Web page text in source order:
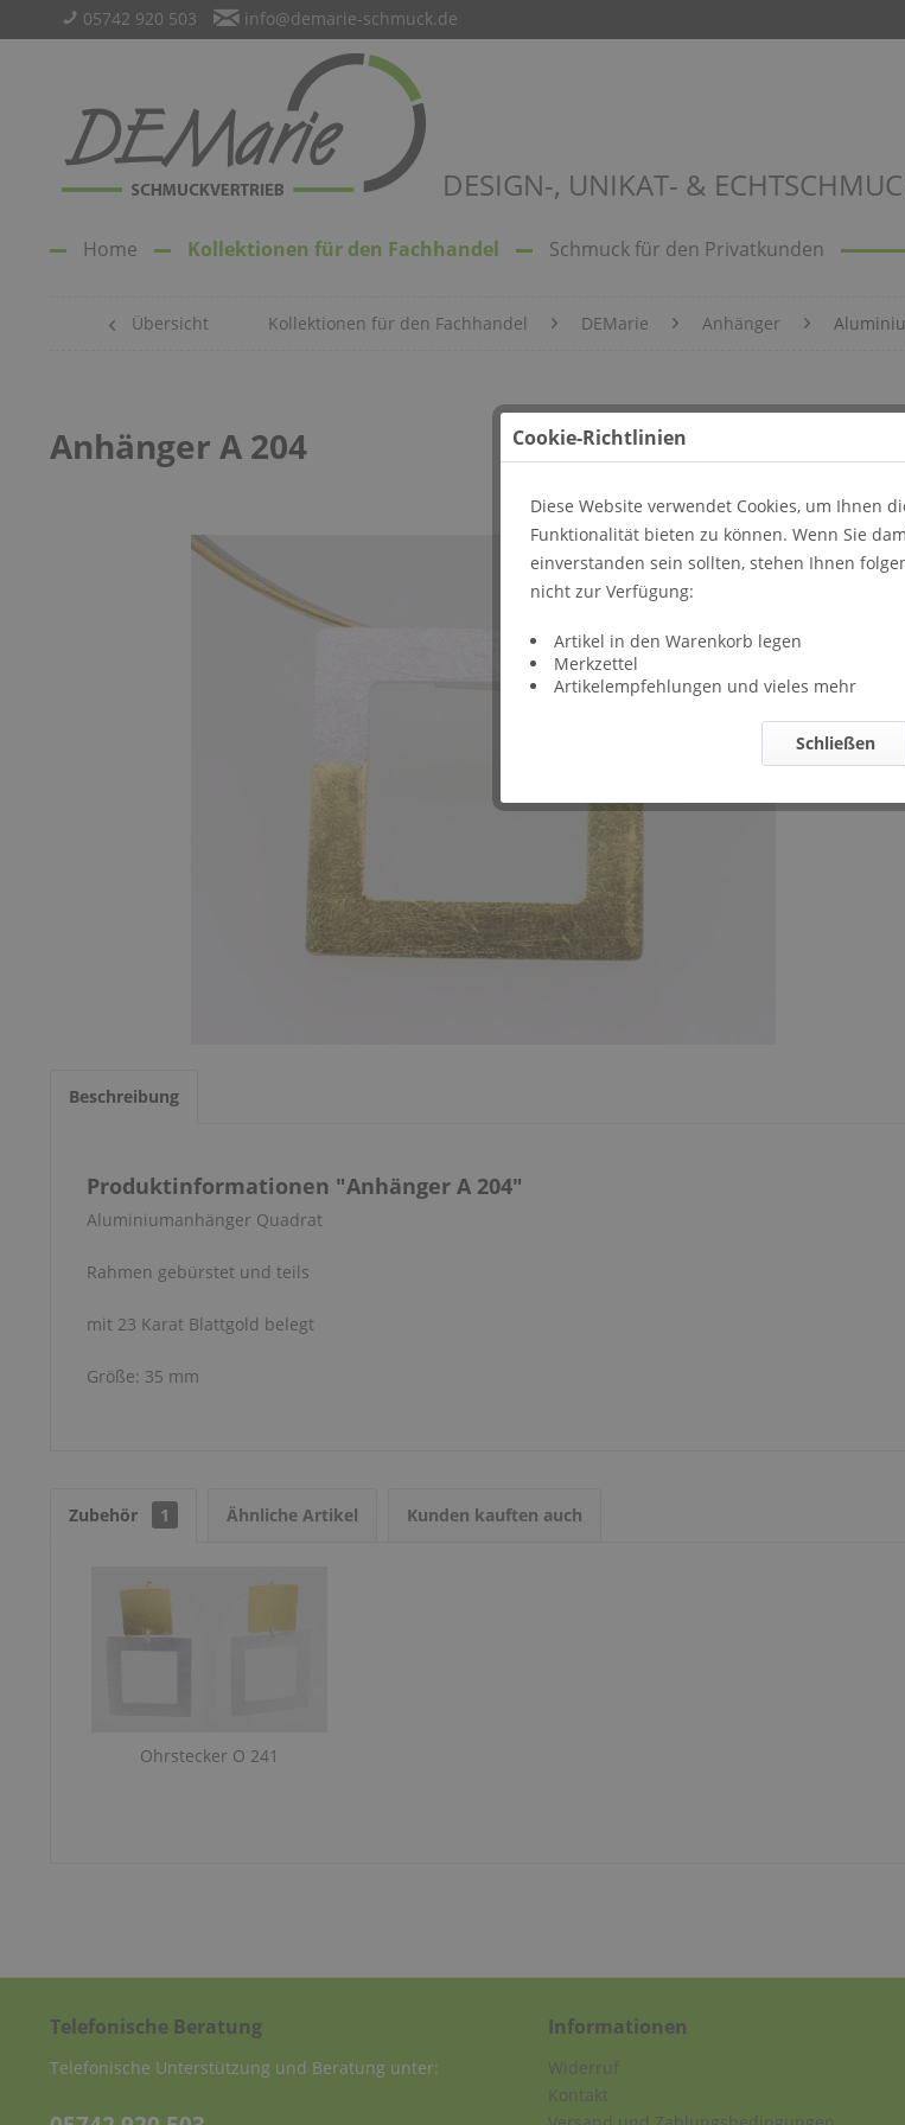
05742 920 503 info@demarie-schmuck.de
DESIGN-, UNIKAT- &
Home Kollektionen für den Fachhandel Schmuck für den Privatkunden
Übersicht Kollektionen für den Fachhandel DEMarie Anhänger
Anhänger A 204
Beschreibung
Produktinformationen "Anhänger A 204"
Aluminiumanhänger Quadrat
Rahmen gebürstet und teils
mit 23 Karat Blattgold belegt
Größe: 35 mm
Zubehör 1 Ähnliche Artikel Kunden kauften auch
Ohrstecker O 241
Telefonische Beratung
Telefonische Unterstützung und Beratung unter:
Informationen
Widerruf
Kontakt
Cookie-Richtlinien
Diese Website verwendet Cookies, um Ihnen
Funktionalität bieten zu können. Wenn Sie
einverstanden sein sollten, stehen Ihnen
nicht zur Verfügung:
Artikel in den Warenkorb legen
Merkzettel
Artikelempfehlungen und vieles mehr
Schließen